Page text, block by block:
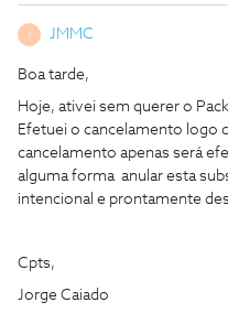
JMMC
Boa tarde,
Hoje, ativei sem querer o
Efetuei o cancelamento logo
cancelamento apenas será
alguma forma anular esta
intencional e prontamente
Cpts,
Jorge Caiado